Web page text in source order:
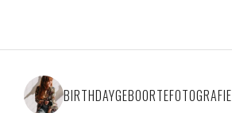
BIRTHDAYGEBOORTEFOTOGRAFIE